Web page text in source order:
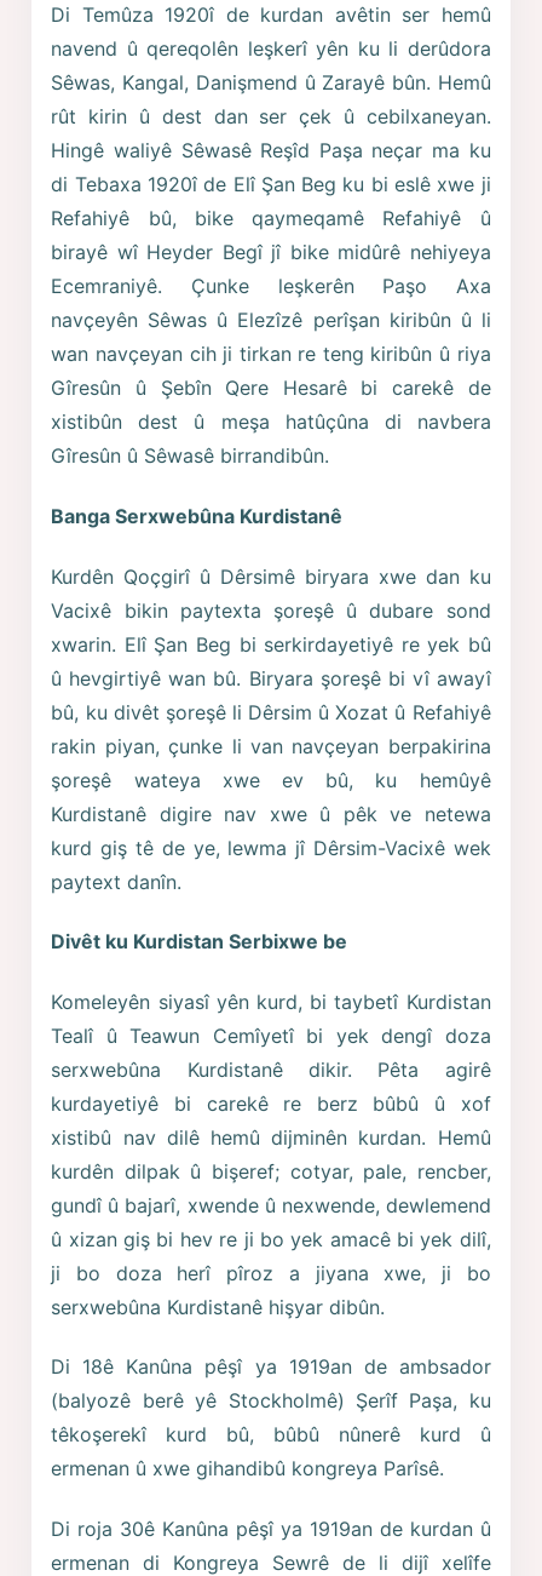
Di Temûza 1920î de kurdan avêtin ser hemû
navend û qereqolên leşkerî yên ku li derûdora
Sêwas, Kangal, Danişmend û Zarayê bûn. Hemû
rût kirin û dest dan ser çek û cebilxaneyan.
Hingê waliyê Sêwasê Reşîd Paşa neçar ma ku
di Tebaxa 1920î de Elî Şan Beg ku bi eslê xwe ji
Refahiyê bû, bike qaymeqamê Refahiyê û
birayê wî Heyder Begî jî bike midûrê nehiyeya
Ecemraniyê. Çunke leşkerên Paşo Axa
navçeyên Sêwas û Elezîzê perîşan kiribûn û li
wan navçeyan cih ji tirkan re teng kiribûn û riya
Gîresûn û Şebîn Qere Hesarê bi carekê de
xistibûn dest û meşa hatûçûna di navbera
Gîresûn û Sêwasê birrandibûn.
Banga Serxwebûna Kurdistanê
Kurdên Qoçgirî û Dêrsimê biryara xwe dan ku
Vacixê bikin paytexta şoreşê û dubare sond
xwarin. Elî Şan Beg bi serkirdayetiyê re yek bû
û hevgirtiyê wan bû. Biryara şoreşê bi vî awayî
bû, ku divêt şoreşê li Dêrsim û Xozat û Refahiyê
rakin piyan, çunke li van navçeyan berpakirina
şoreşê wateya xwe ev bû, ku hemûyê
Kurdistanê digire nav xwe û pêk ve netewa
kurd giş tê de ye, lewma jî Dêrsim-Vacixê wek
paytext danîn.
Divêt ku Kurdistan Serbixwe be
Komeleyên siyasî yên kurd, bi taybetî Kurdistan
Tealî û Teawun Cemîyetî bi yek dengî doza
serxwebûna Kurdistanê dikir. Pêta agirê
kurdayetiyê bi carekê re berz bûbû û xof
xistibû nav dilê hemû dijminên kurdan. Hemû
kurdên dilpak û bişeref; cotyar, pale, rencber,
gundî û bajarî, xwende û nexwende, dewlemend
û xizan giş bi hev re ji bo yek amacê bi yek dilî,
ji bo doza herî pîroz a jiyana xwe, ji bo
serxwebûna Kurdistanê hişyar dibûn.
Di 18ê Kanûna pêşî ya 1919an de ambsador
(balyozê berê yê Stockholmê) Şerîf Paşa, ku
têkoşerekî kurd bû, bûbû nûnerê kurd û
ermenan û xwe gihandibû kongreya Parîsê.
Di roja 30ê Kanûna pêşî ya 1919an de kurdan û
ermenan di Kongreya Sewrê de li dijî xelîfe